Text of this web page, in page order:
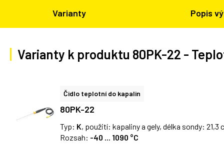
Varianty Popis
Varianty k produktu 80PK-22 -
Čidlo teplotní do kapalin
80PK-22
Typ: K, použití: kapaliny a gely, délka sondy: 21,3
Rozsah: -40 ... 1090 °C